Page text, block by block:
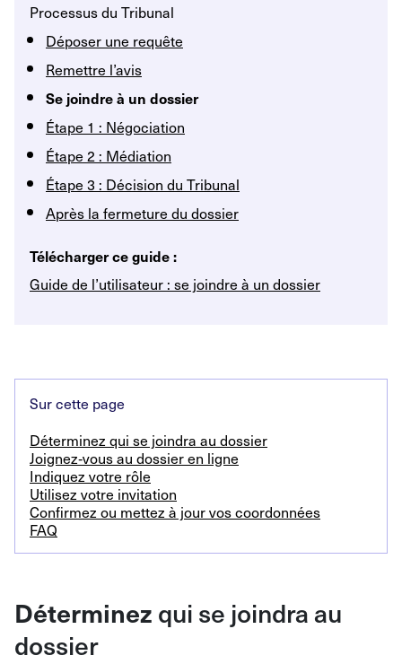
Processus du Tribunal
Déposer une requête
Remettre l’avis
Se joindre à un dossier
Étape 1 : Négociation
Étape 2 : Médiation
Étape 3 : Décision du Tribunal
Après la fermeture du dossier
Télécharger ce guide :
Guide de l’utilisateur : se joindre à un dossier
Sur cette page
Déterminez qui se joindra au dossier
Joignez‑vous au dossier en ligne
Indiquez votre rôle
Utilisez votre invitation
Confirmez ou mettez à jour vos coordonnées
FAQ
Déterminez qui se joindra au
dossier